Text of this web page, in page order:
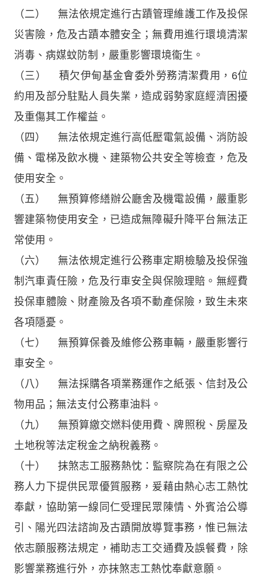
（二） 無法依規定進行古蹟管理維護工作及投保
災害險，危及古蹟本體安全；無費用進行環境清潔
消毒、病媒蚊防制，嚴重影響環境衞生。
（三） 積欠伊甸基金會委外勞務清潔費用，6位
約用及部分駐點人員失業，造成弱勢家庭經濟困擾
及重傷其工作權益。
（四） 無法依規定進行高低壓電氣設備、消防設
備、電梯及飲水機、建築物公共安全等檢查，危及
使用安全。
（五） 無預算修繕辦公廳舍及機電設備，嚴重影
響建築物使用安全，已造成無障礙升降平台無法正
常使用。
（六） 無法依規定進行公務車定期檢驗及投保強
制汽車責任險，危及行車安全與保險理賠。無經費
投保車體險、財產險及各項不動產保險，致生未來
各項隱憂。
（七） 無預算保養及維修公務車輛，嚴重影響行
車安全。
（八） 無法採購各項業務運作之紙張、信封及公
物用品；無法支付公務車油料。
（九） 無預算繳交燃料使用費、牌照稅、房屋及
土地稅等法定稅金之納稅義務。
（十） 抹煞志工服務熱忱：監察院為在有限之公
務人力下提供民眾優質服務，爰藉由熱心志工熱忱
奉獻，協助第一線同仁受理民眾陳情、外賓洽公導
引、陽光四法諮詢及古蹟開放導覽事務，惟已無法
依志願服務法規定，補助志工交通費及誤餐費，除
影響業務進行外，亦抹煞志工熱忱奉獻意願。